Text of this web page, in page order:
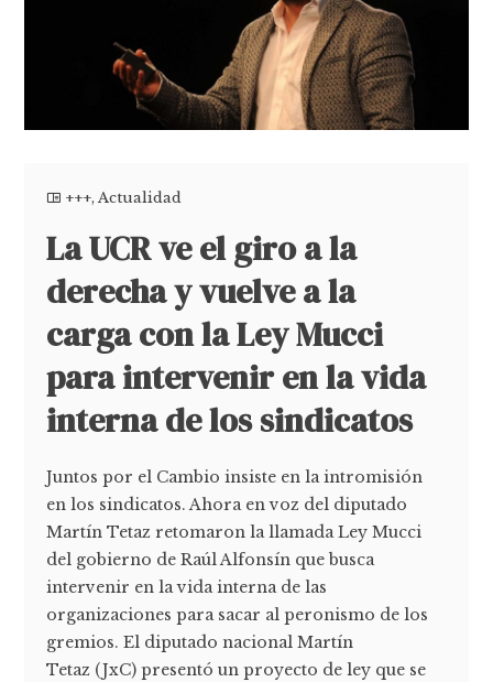
+++,Actualidad
La UCR ve el giro a la
derecha y vuelve a la
carga con la Ley Mucci
para intervenir en la vida
interna de los sindicatos
Juntos por el Cambio insiste en la intromisión
en los sindicatos. Ahora en voz del diputado
Martín Tetaz retomaron la llamada Ley Mucci
del gobierno de Raúl Alfonsín que busca
intervenir en la vida interna de las
organizaciones para sacar al peronismo de los
gremios. El diputado nacional Martín
Tetaz (JxC) presentó un proyecto de ley que se